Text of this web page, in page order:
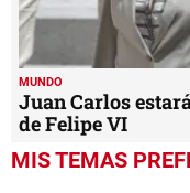
MUNDO
Juan Carlos
de Felipe VI
MIS TEMAS